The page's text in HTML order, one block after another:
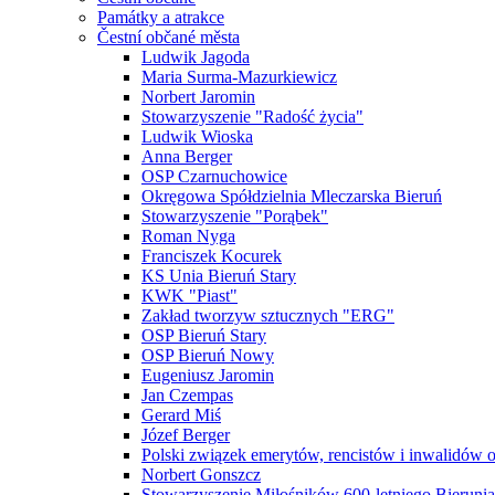
Památky a atrakce
Čestní občané města
Ludwik Jagoda
Maria Surma-Mazurkiewicz
Norbert Jaromin
Stowarzyszenie "Radość życia"
Ludwik Wioska
Anna Berger
OSP Czarnuchowice
Okręgowa Spółdzielnia Mleczarska Bieruń
Stowarzyszenie "Porąbek"
Roman Nyga
Franciszek Kocurek
KS Unia Bieruń Stary
KWK "Piast"
Zakład tworzyw sztucznych "ERG"
OSP Bieruń Stary
OSP Bieruń Nowy
Eugeniusz Jaromin
Jan Czempas
Gerard Miś
Józef Berger
Polski związek emerytów, rencistów i inwalidów
Norbert Gonszcz